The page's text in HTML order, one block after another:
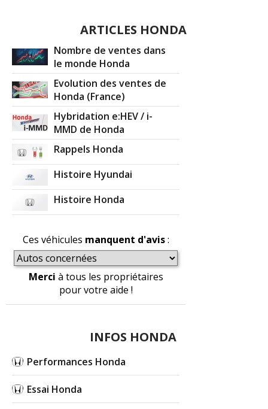
ARTICLES HONDA
Nombre de ventes dans
le monde Honda
Evolution des ventes de
Honda (France)
Hybridation e:HEV / i-
MMD de Honda
Rappels Honda
Histoire Hyundai
Histoire Honda
Ces véhicules manquent d'avis:
Merci à tous les propriétaires
pour votre aide !
INFOS HONDA
Performances Honda
Essai Honda